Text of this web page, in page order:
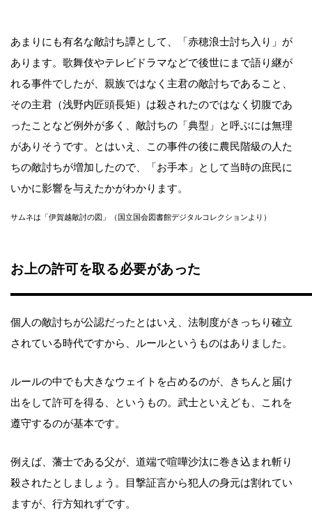
あまりにも有名な敵討ち譚として、「赤穂浪士討ち入り」が
あります。歌舞伎やテレビドラマなどで後世にまで語り継が
れる事件でしたが、親族ではなく主君の敵討ちであること、
その主君（浅野内匠頭長矩）は殺されたのではなく切腹であ
ったことなど例外が多く、敵討ちの「典型」と呼ぶには無理
がありそうです。とはいえ、この事件の後に農民階級の人た
ちの敵討ちが増加したので、「お手本」として当時の庶民に
いかに影響を与えたかがわかります。
サムネは「伊賀越敵討の図」（国立国会図書館デジタルコレクションより）
お上の許可を取る必要があった
個人の敵討ちが公認だったとはいえ、法制度がきっちり確立
されている時代ですから、ルールというものはありました。
ルールの中でも大きなウェイトを占めるのが、きちんと届け
出をして許可を得る、というもの。武士といえども、これを
遵守するのが基本です。
例えば、藩士である父が、道端で喧嘩沙汰に巻き込まれ斬り
殺されたとしましょう。目撃証言から犯人の身元は割れてい
ますが、行方知れずです。